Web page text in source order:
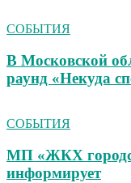
СОБЫТИЯ
В Московской
раунд «Некуда
СОБЫТИЯ
МП «ЖКХ
информирует